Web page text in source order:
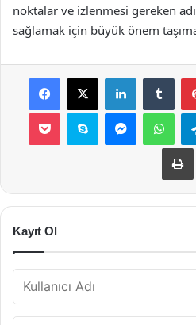
noktalar ve izlenmesi gereken
sağlamak için büyük önem
Facebook
X LinkedIn
Pocket Skype Messenger
Kayıt Ol